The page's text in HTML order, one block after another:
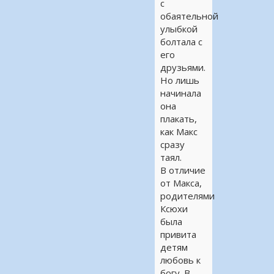
с
обаятельной
улыбкой
болтала с
его
друзьями.
Но лишь
начинала
она
плакать,
как Макс
сразу
таял.
В отличие
от Макса,
родителями
Ксюхи
была
привита
детям
любовь к